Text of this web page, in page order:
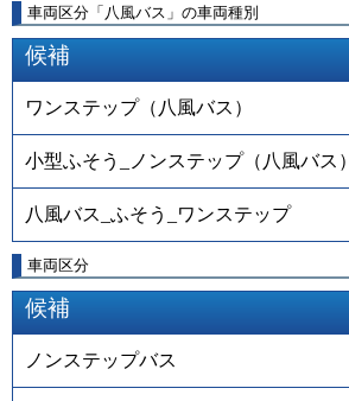
車両区分「八風バス」の車両種別
候補
ワンステップ（八風バス）
小型ふそう_ノンステップ（八風バス）
八風バス_ふそう_ワンステップ
車両区分
候補
ノンステップバス